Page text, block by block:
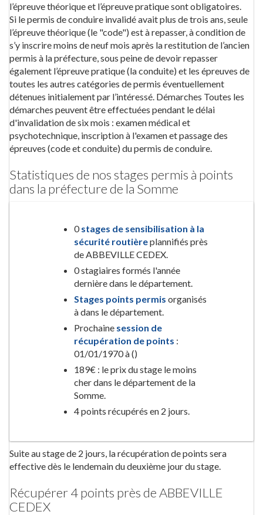
l’épreuve théorique et l’épreuve pratique sont obligatoires.
Si le permis de conduire invalidé avait plus de trois ans, seule
l’épreuve théorique (le "code") est à repasser, à condition de
s’y inscrire moins de neuf mois après la restitution de l’ancien
permis à la préfecture, sous peine de devoir repasser
également l’épreuve pratique (la conduite) et les épreuves de
toutes les autres catégories de permis éventuellement
détenues initialement par l’intéressé. Démarches Toutes les
démarches peuvent être effectuées pendant le délai
d'invalidation de six mois : examen médical et
psychotechnique, inscription à l'examen et passage des
épreuves (code et conduite) du permis de conduire.
Statistiques de nos stages permis à points
dans la préfecture de la Somme
0stages de sensibilisation à la
sécurité routièreplannifiés près
de ABBEVILLE CEDEX.
0 stagiaires formés l'année
dernière dans le département.
Stages points permis organisés
à dans le département.
Prochaine session de
récupération de points :
01/01/1970 à ()
189€ : le prix du stage le moins
cher dans le département de la
Somme.
4 points récupérés en 2 jours.
Suite au stage de 2 jours, la récupération de points sera
effective dès le lendemain du deuxième jour du stage.
Récupérer 4 points près de ABBEVILLE
CEDEX